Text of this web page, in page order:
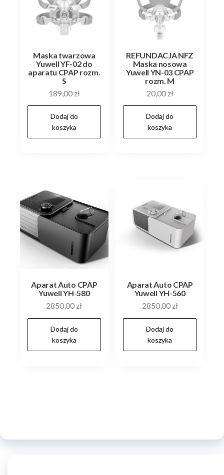
Maska twarzowa
Yuwell YF-02 do
aparatu CPAP rozm.
S
189,00 zł
Dodaj do
koszyka
REFUNDACJA NFZ
Maska nosowa
Yuwell YN-03 CPAP
rozm. M
20,00 zł
Dodaj do
koszyka
Aparat Auto CPAP
Yuwell YH-580
2850,00 zł
Dodaj do
koszyka
Aparat Auto CPAP
Yuwell YH-560
2850,00 zł
Dodaj do
koszyka